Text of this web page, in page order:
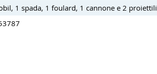
1 spada, 1 foulard, 1 cannone e 2 proiettili